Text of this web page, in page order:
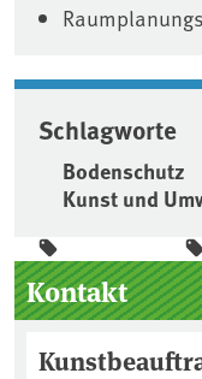
Schlagworte
Bodenschutz
Kunst und
Seitenleiste
Kontakt